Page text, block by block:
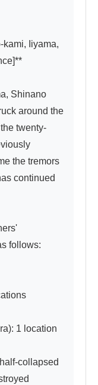
kami, Iiyama,
Shinano
around the
twenty-
the tremors
continued
follows:
1 location
collapsed